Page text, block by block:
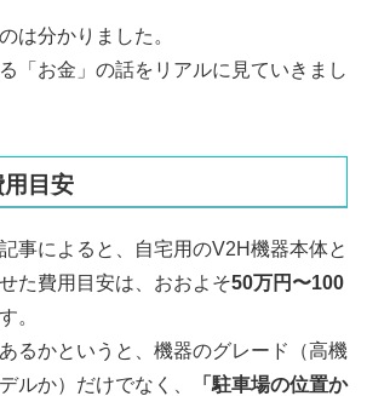
は分かりました。
「お金」の話をリアルに見ていきまし
目安
事によると、自宅用のV2H機器本体と
た費用目安は、おおよそ50万円〜100
。
るかというと、機器のグレード（高機
ルか）だけでなく、
「駐車場の位置か